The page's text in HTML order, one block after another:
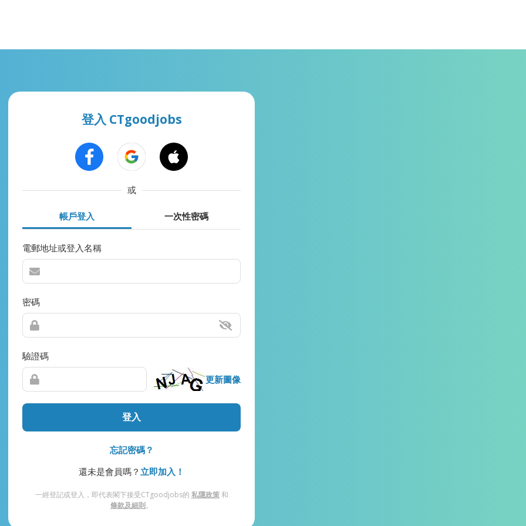
登入 CTgoodjobs
或
帳戶登入 一次性密碼
電郵地址或登入名稱
密碼
驗證碼
更新圖像
登入
忘記密碼？
還未是會員嗎？ 立即加入！
一經登記或登入，即代表閣下接受CTgoodjobs的 私隱政策和
條款及細則。